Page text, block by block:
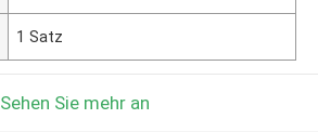
1 Satz
Sehen Sie mehr an